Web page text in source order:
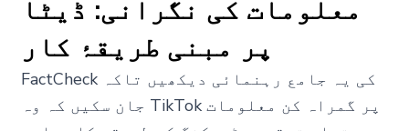
معلومات کی نگرانی: ڈیٹا
پر مبنی طریقۂ کار
FactCheck کی یہ جامع رہنمائی دیکھیں تاکہ
جان سکیں کہ وہ TikTok پر گمراہ کن معلومات